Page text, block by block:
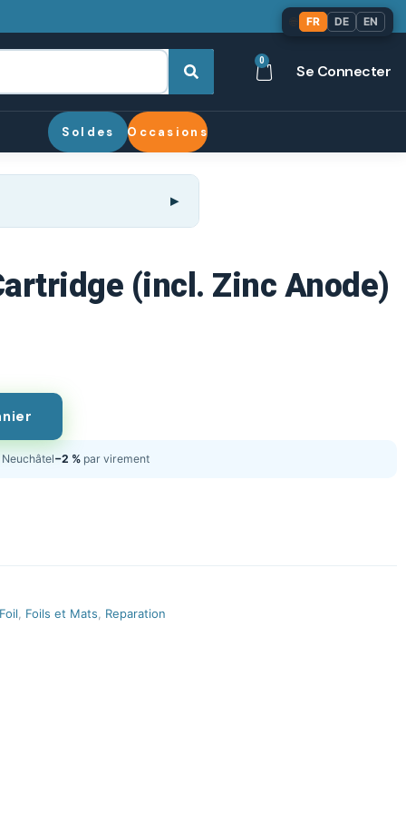
0
Se Connecter
Soldes Occasions
(incl. Zinc Anode)
Neuchâtel−2 % par virement
, Foils et Mats, Reparation
FR DE EN